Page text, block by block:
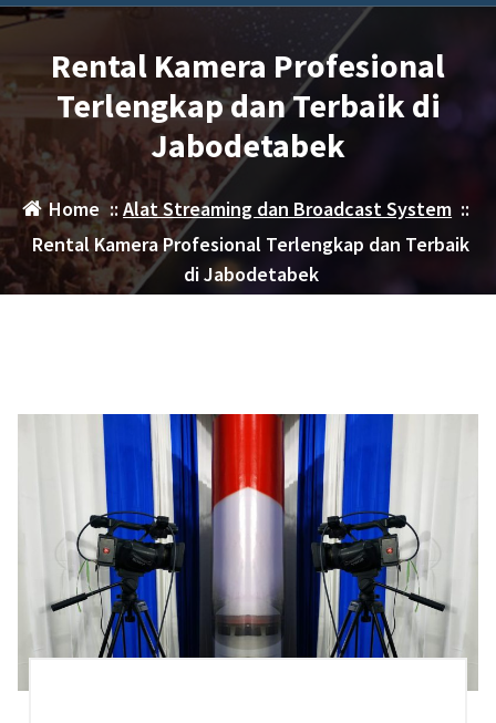
Rental Kamera Profesional
Terlengkap dan Terbaik di
Jabodetabek
Home ::Alat Streaming dan Broadcast System ::
Rental Kamera Profesional Terlengkap dan Terbaik
di Jabodetabek